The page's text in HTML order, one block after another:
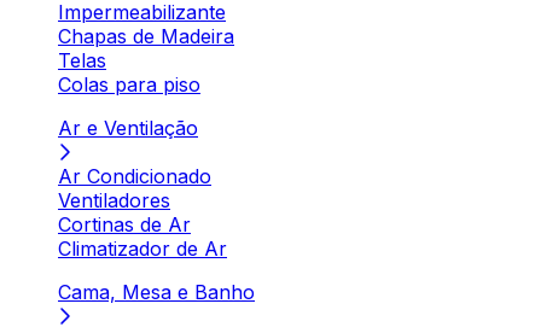
Impermeabilizante
Chapas de Madeira
Telas
Colas para piso
Ar e Ventilação
Ar Condicionado
Ventiladores
Cortinas de Ar
Climatizador de Ar
Cama, Mesa e Banho